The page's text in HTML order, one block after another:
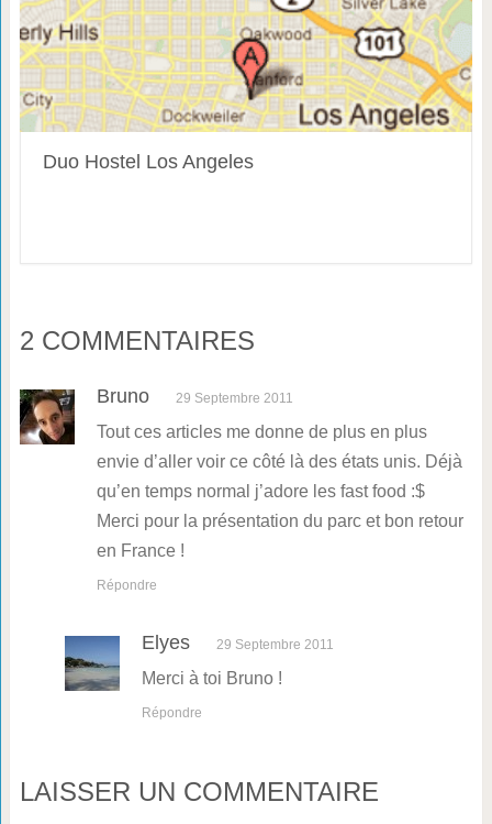
Duo Hostel Los Angeles
2 COMMENTAIRES
Bruno 29 Septembre 2011
Tout ces articles me donne de plus en plus
envie d’aller voir ce côté là des états unis. Déjà
qu’en temps normal j’adore les fast food :$
Merci pour la présentation du parc et bon retour
en France !
Répondre
Elyes 29 Septembre 2011
Merci à toi Bruno !
Répondre
LAISSER UN COMMENTAIRE